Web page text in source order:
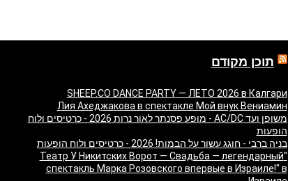
תוכן מקודם
SHEEP.CO DANCE PARTY — ЛЕТО 2026 в Калгари
Лия Ахеджакова в спектакле Мой внук Вениамин
משופן ועד AC/DC - מופע פסנתר לאור נרות 2026 - כרטיסים ולוח
הופעות
בניה ברבי - חוגג עשור על הבמות! 2026 - כרטיסים ולוח הופעות
"Театр У Никитских Ворот — Свадьба — легендарный
спектакль Марка Розовского впервые в Израиле!" в